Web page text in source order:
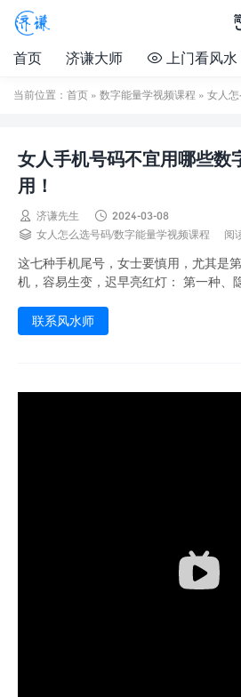
首页 济谦大师  上门看风水
当前位置： 首页 » 数字能量学视频课程 » 女人
女人手机号码不宜用哪些数
用！
 济谦先生  2024-03-08
 女人怎么选号码/数字能量学视频课程 阅
这七种手机尾号，女士要慎用，尤其是
机，容易生变，迟早亮红灯： 第一种、
联系风水师